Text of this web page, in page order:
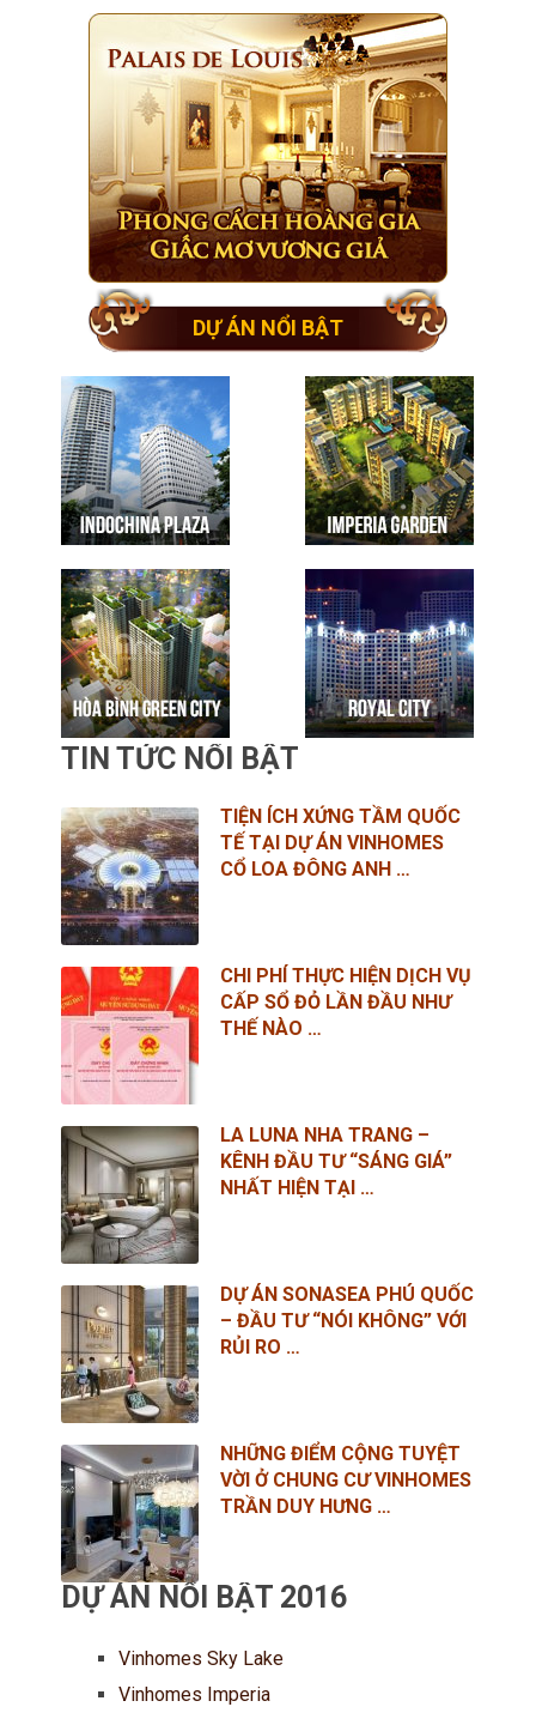
DỰ ÁN NỔI BẬT
TIN TỨC NỔI BẬT
TIỆN ÍCH XỨNG TẦM QUỐC
TẾ TẠI DỰ ÁN VINHOMES
CỔ LOA ĐÔNG ANH …
CHI PHÍ THỰC HIỆN DỊCH VỤ
CẤP SỔ ĐỎ LẦN ĐẦU NHƯ
THẾ NÀO …
LA LUNA NHA TRANG –
KÊNH ĐẦU TƯ “SÁNG GIÁ”
NHẤT HIỆN TẠI …
DỰ ÁN SONASEA PHÚ QUỐC
– ĐẦU TƯ “NÓI KHÔNG” VỚI
RỦI RO …
NHỮNG ĐIỂM CỘNG TUYỆT
VỜI Ở CHUNG CƯ VINHOMES
TRẦN DUY HƯNG …
DỰ ÁN NỔI BẬT 2016
Vinhomes Sky Lake
Vinhomes Imperia